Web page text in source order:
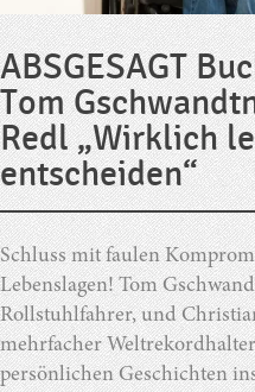
ABSGESAGT
Tom
Redl „Wirklich
entscheiden“
Schluss mit faulen
Lebenslagen! Tom
Rollstuhlfahrer, und
mehrfacher
persönlichen Geschichten